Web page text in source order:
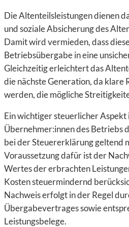
Die Altenteilsleistungen dienen
und soziale Absicherung des
Damit wird vermieden, dass
Betriebsübergabe in eine
Gleichzeitig erleichtert das
die nächste Generation, da klare
werden, die mögliche
Ein wichtiger steuerlicher Aspekt
Übernehmer:innen des Betriebs
bei der Steuererklärung geltend
Voraussetzung dafür ist der
Wertes der erbrachten
Kosten steuermindernd
Nachweis erfolgt in der Regel
Übergabevertrages sowie
Leistungsbelege.